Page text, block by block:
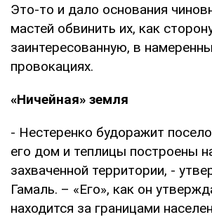
Это-то и дало основания
мастей обвинить их, как
заинтересованную, в
провокациях.
«Ничейная» земля
- Нестеренко будоражит
его дом и теплицы построены
захваченной территории, -
Гамаль. – «Его», как он
находится за границами